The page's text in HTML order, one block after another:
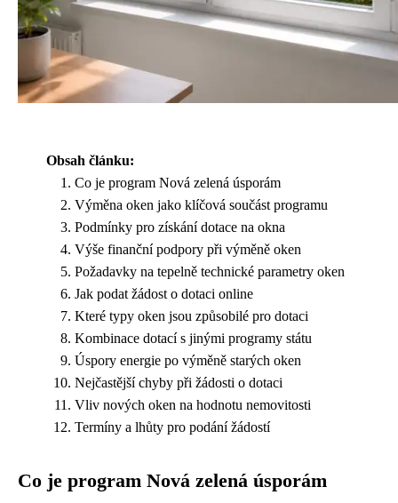
Obsah článku:
Co je program Nová zelená úsporám
Výměna oken jako klíčová součást programu
Podmínky pro získání dotace na okna
Výše finanční podpory při výměně oken
Požadavky na tepelně technické parametry oken
Jak podat žádost o dotaci online
Které typy oken jsou způsobilé pro dotaci
Kombinace dotací s jinými programy státu
Úspory energie po výměně starých oken
Nejčastější chyby při žádosti o dotaci
Vliv nových oken na hodnotu nemovitosti
Termíny a lhůty pro podání žádostí
Co je program Nová zelená úsporám